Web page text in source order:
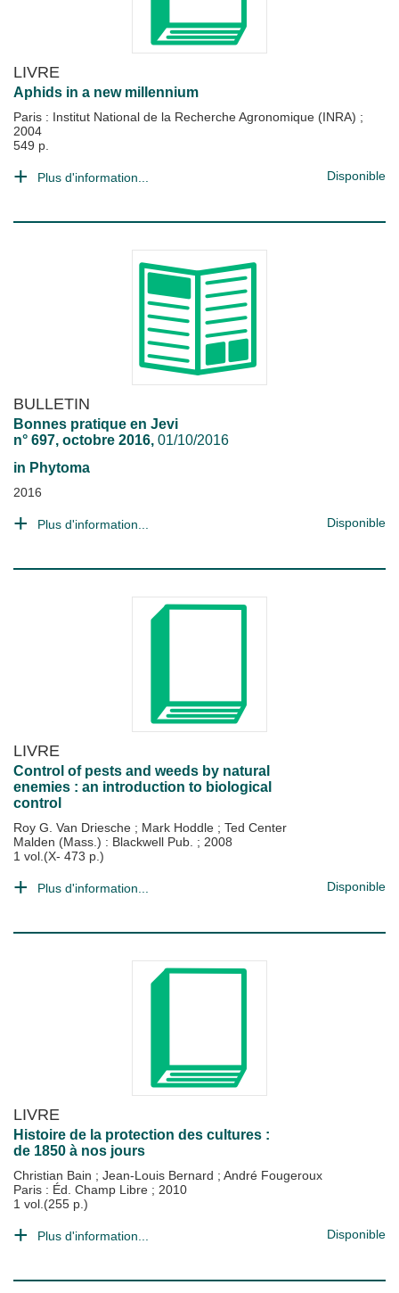
LIVRE
Aphids in a new millennium
Paris : Institut National de la Recherche Agronomique (INRA) ;
2004
549 p.
Plus d'information... Disponible
BULLETIN
Bonnes pratique en Jevi
n° 697, octobre 2016, 01/10/2016
in Phytoma
2016
Plus d'information... Disponible
LIVRE
Control of pests and weeds by natural
enemies : an introduction to biological
control
Roy G. Van Driesche ; Mark Hoddle ; Ted Center
Malden (Mass.) : Blackwell Pub. ; 2008
1 vol.(X- 473 p.)
Plus d'information... Disponible
LIVRE
Histoire de la protection des cultures :
de 1850 à nos jours
Christian Bain ; Jean-Louis Bernard ; André Fougeroux
Paris : Éd. Champ Libre ; 2010
1 vol.(255 p.)
Plus d'information... Disponible